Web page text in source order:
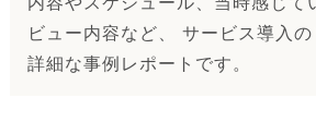
ビュー内容など、 サービス導入
詳細な事例レポートです。